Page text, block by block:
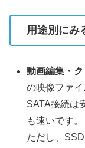
用途別にみ
動画編集・
の映像ファイ
SATA接続は
も速いです。
ただし、